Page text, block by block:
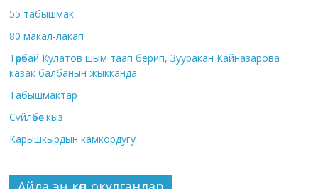
55 табышмак
80 макал-лакап
Төрөбай Кулатов шым таап берип, Зууракан Кайназарова
казак балбанын жыкканда
Табышмактар
Сүйлөбөс кыз
Карышкырдын камкордугу